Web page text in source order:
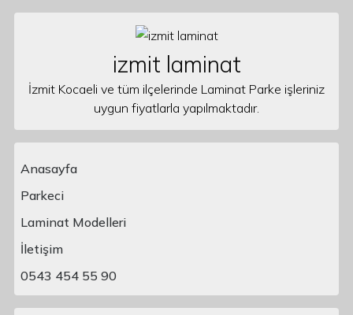
izmit laminat
İzmit Kocaeli ve tüm ilçelerinde Laminat Parke işleriniz
uygun fiyatlarla yapılmaktadır.
Main Navigation
Anasayfa
Parkeci
Laminat Modelleri
İletişim
0543 454 55 90